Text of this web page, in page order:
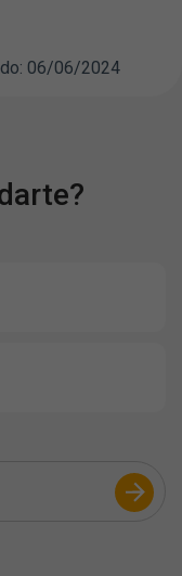
06/06/2024